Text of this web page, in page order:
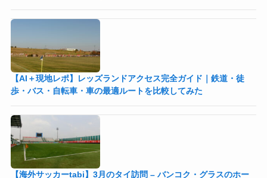
【AI＋現地レポ】レッズランドアクセス完全ガイド｜鉄道・徒
歩・バス・自転車・車の最適ルートを比較してみた
【海外サッカーtabi】3月のタイ訪問 – バンコク・グラスのホー